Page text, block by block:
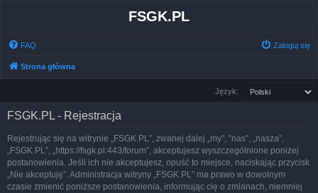
FSGK.PL
FAQ Zaloguj się
Strona główna
Język:
FSGK.PL - Rejestracja
Rejestrując się na witrynie „FSGK.PL”, zwanej dalej „my”, ”nas”, „nasza”,
„FSGK.PL”, „https://fsgk.pl:443/forum”, akceptujesz wyszczególnione poniżej
postanowienia. Jeśli ich nie akceptujesz, opuść to miejsce, naciskając przycisk
„Nie akceptuję”. Administracja witryny „FSGK.PL” ma prawo w dowolnym
czasie zmienić poniższe postanowienia, informując cię o zmianach, niemniej